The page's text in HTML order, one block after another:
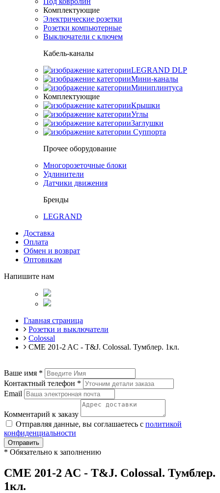
Комплектующие
Электрические розетки
Розетки компьютерные
Выключатели с ключем
Кабель-каналы
LEGRAND DLP
Мини-каналы
Миниплинтуса
Комплектующие
Крышки
Углы
Заглушки
Суппорта
Прочее оборудование
Многорозеточные блоки
Удлинители
Датчики движения
Бренды
LEGRAND
Доставка
Оплата
Обмен и возврат
Оптовикам
Напишите нам
Главная страница
Розетки и выключатели
Colossal
CME 201-2 AC - T&J. Colossal. Тумблер. 1кл.
Ваше имя *
Контактный телефон *
Email
Комментарий к заказу
Отправляя данные, вы соглашаетесь с политикой
конфиденциальности
Отправить
* Обязательно к заполнению
CME 201-2 AC - T&J. Colossal. Тумблер.
1кл.